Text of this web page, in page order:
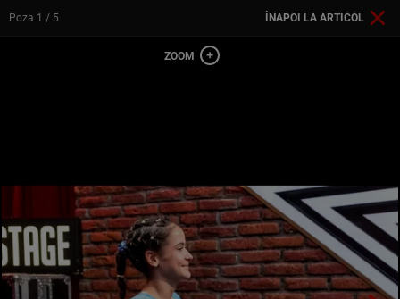
Poza 1 / 5 ÎNAPOI LA ARTICOL